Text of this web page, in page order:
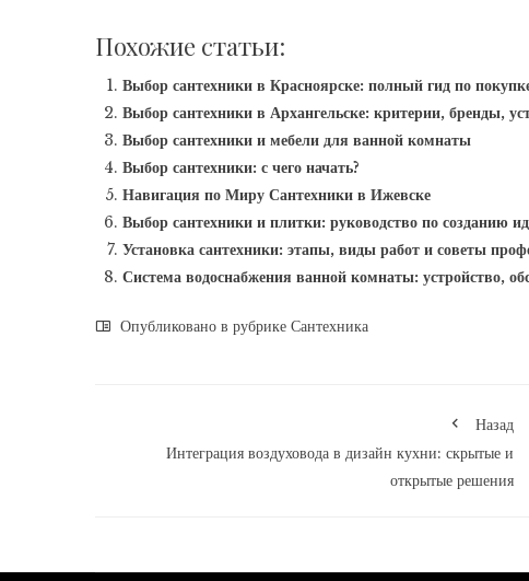
Похожие статьи:
Выбор сантехники в Красноярске: полный гид по
Выбор сантехники в Архангельске: критерии, бренды,
Выбор сантехники и мебели для ванной комнаты
Выбор сантехники: с чего начать?
Навигация по Миру Сантехники в Ижевске
Выбор сантехники и плитки: руководство по созданию
Установка сантехники: этапы, виды работ и советы
Система водоснабжения ванной комнаты: устройство,
Опубликовано в рубрике Сантехника
Назад
Интеграция воздуховода в дизайн кухни: скрытые и
открытые решения